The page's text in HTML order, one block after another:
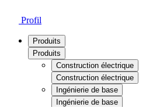
Profil
Produits
Produits
Construction électrique
Construction électrique
Ingénierie de base
Ingénierie de base